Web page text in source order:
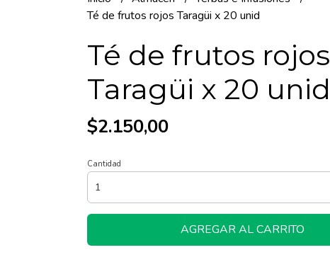
Té de frutos rojos Taragüi x 20 unid
Té de frutos rojos
Taragüi x 20 unid
$2.150,00
Cantidad
AGREGAR AL CARRITO